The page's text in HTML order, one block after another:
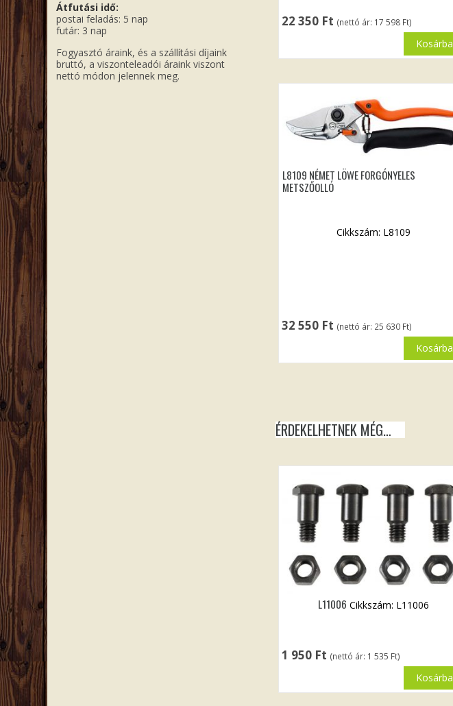
22 350 Ft (nettó ár: 17 598 Ft)
Kosárba
L8109 NÉMET LÖWE FORGÓNYELES
METSZŐOLLÓ
32 550 Ft (nettó ár: 25 630 Ft)
Cikkszám: L8109
Kosárba
ÉRDEKELHETNEK MÉG…
L11006
1 950 Ft (nettó ár: 1 535 Ft)
Cikkszám: L11006
Kosárba
Átfutási idő:
postai feladás: 5 nap
futár: 3 nap
Fogyasztó áraink, és a szállítási díjaink
bruttó, a viszonteleadói áraink viszont
nettó módon jelennek meg.